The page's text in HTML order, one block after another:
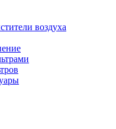
воздуха